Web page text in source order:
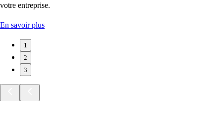
votre entreprise.
En savoir plus
1
2
3